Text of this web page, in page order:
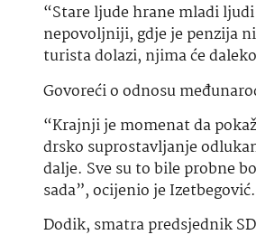
“Stare ljude hrane mladi
nepovoljniji, gdje je penzija
turista dolazi, njima će
Govoreći o odnosu
“Krajnji je momenat da
drsko suprostavljanje
dalje. Sve su to bile probne
sada”, ocijenio je Izetbegović.
Dodik, smatra predsjednik